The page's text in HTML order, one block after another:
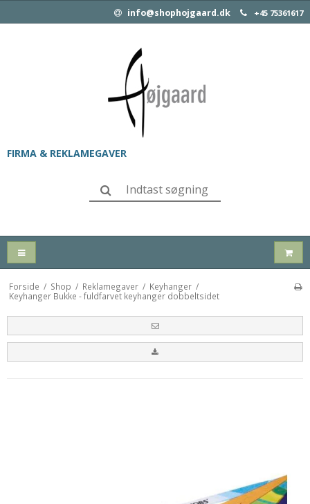
info@shophojgaard.dk +45 75361617
FIRMA & REKLAMEGAVER
Forside / Shop / Reklamegaver / Keyhanger /
Keyhanger Bukke - fuldfarvet keyhanger dobbeltsidet